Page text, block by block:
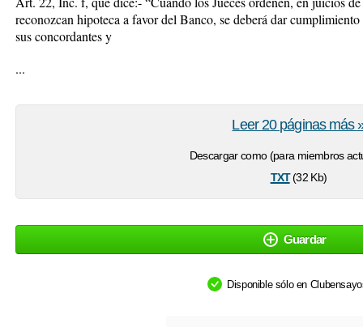
reconozcan hipoteca a favor del Banco, se deberá dar
sus concordantes y
...
Descargar como (para miembros
txt(32 Kb)
Leer 20 páginas más
Guardar
Disponible sólo en